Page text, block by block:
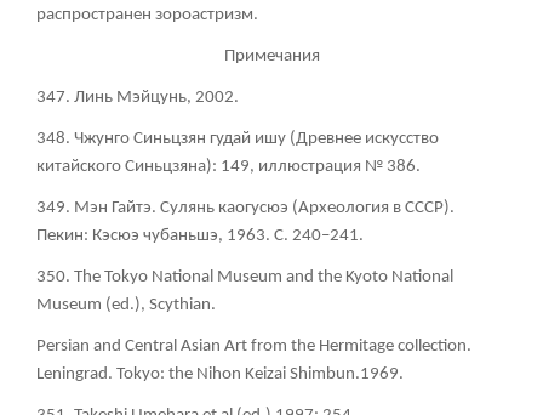
распространен зороастризм.
Примечания
347. Линь Мэйцунь, 2002.
348. Чжунго Синьцзян гудай ишу (Древнее искусство
китайского Синьцзяна): 149, иллюстрация № 386.
349. Мэн Гайтэ. Сулянь каогусюэ (Археология в СССР).
Пекин: Кэсюэ чубаньшэ, 1963. С. 240–241.
350. The Tokyo National Museum and the Kyoto National
Museum (ed.), Scythian.
Persian and Central Asian Art from the Hermitage collection.
Leningrad. Tokyo: the Nihon Keizai Shimbun.1969.